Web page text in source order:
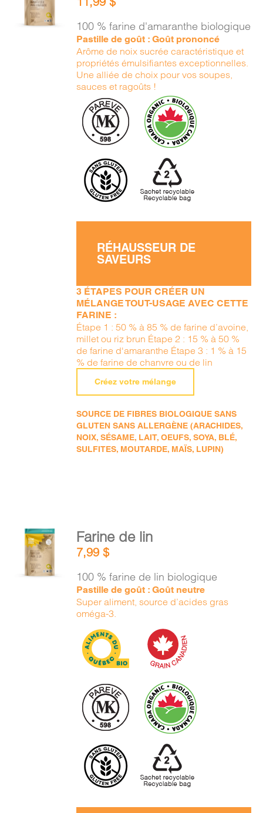
PANIER
100 % farine d'amaranthe biologique
Pastille de goût : Goût prononcé
Arôme de noix sucrée caractéristique et
propriétés émulsifiantes exceptionnelles.
Une alliée de choix pour vos soupes,
sauces et ragoûts !
RÉHAUSSEUR DE
SAVEURS
3 ÉTAPES POUR CRÉER UN
MÉLANGE TOUT-USAGE AVEC CETTE
FARINE :
Étape 1 : 50 % à 85 % de farine d’avoine,
millet ou riz brun Étape 2 : 15 % à 50 %
de farine d'amaranthe Étape 3 : 1 % à 15
% de farine de chanvre ou de lin
Créez votre mélange
SOURCE DE FIBRES BIOLOGIQUE SANS
GLUTEN SANS ALLERGÈNE (ARACHIDES,
NOIX, SÉSAME, LAIT, OEUFS, SOYA, BLÉ,
SULFITES, MOUTARDE, MAÏS, LUPIN)
AJOUTER
AU
PANIER
/
Farine de lin
7,99$
100 % farine de lin biologique
Pastille de goût : Goût neutre
Super aliment, source d’acides gras
oméga-3.